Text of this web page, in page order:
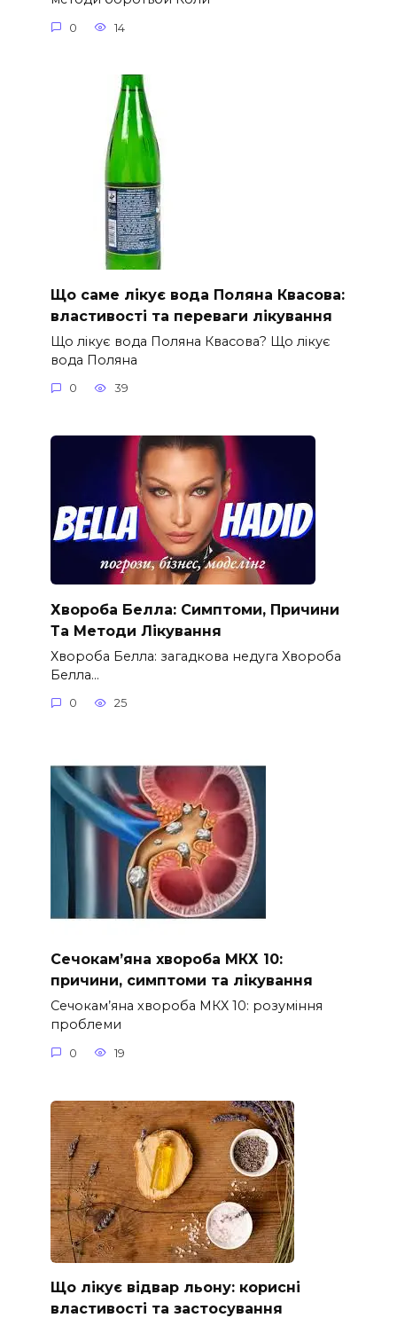
0 14
Що саме лікує вода Поляна Квасова:
властивості та переваги лікування
Що лікує вода Поляна Квасова? Що лікує
вода Поляна
0 39
Хвороба Белла: Симптоми, Причини
Та Методи Лікування
Хвороба Белла: загадкова недуга Хвороба
Белла…
0 25
Сечокам’яна хвороба МКХ 10:
причини, симптоми та лікування
Сечокам’яна хвороба МКХ 10: розуміння
проблеми
0 19
Що лікує відвар льону: корисні
властивості та застосування